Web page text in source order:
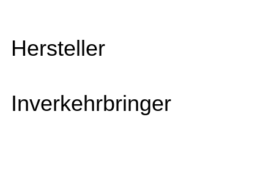
Hersteller
Inverkehrbringer